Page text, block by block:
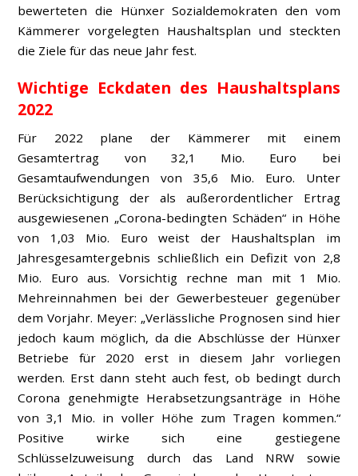
bewerteten die Hünxer Sozialdemokraten den vom
Kämmerer vorgelegten Haushaltsplan und steckten
die Ziele für das neue Jahr fest.
Wichtige Eckdaten des Haushaltsplans
2022
Für 2022 plane der Kämmerer mit einem
Gesamtertrag von 32,1 Mio. Euro bei
Gesamtaufwendungen von 35,6 Mio. Euro. Unter
Berücksichtigung der als außerordentlicher Ertrag
ausgewiesenen „Corona-bedingten Schäden“ in Höhe
von 1,03 Mio. Euro weist der Haushaltsplan im
Jahresgesamtergebnis schließlich ein Defizit von 2,8
Mio. Euro aus. Vorsichtig rechne man mit 1 Mio.
Mehreinnahmen bei der Gewerbesteuer gegenüber
dem Vorjahr. Meyer: „Verlässliche Prognosen sind hier
jedoch kaum möglich, da die Abschlüsse der Hünxer
Betriebe für 2020 erst in diesem Jahr vorliegen
werden. Erst dann steht auch fest, ob bedingt durch
Corona genehmigte Herabsetzungsanträge in Höhe
von 3,1 Mio. in voller Höhe zum Tragen kommen.“
Positive wirke sich eine gestiegene
Schlüsselzuweisung durch das Land NRW sowie